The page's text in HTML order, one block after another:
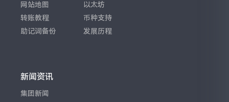
网站地图
转账教程
助记词备份
以太坊
币种支持
发展历程
新闻资讯
集团新闻